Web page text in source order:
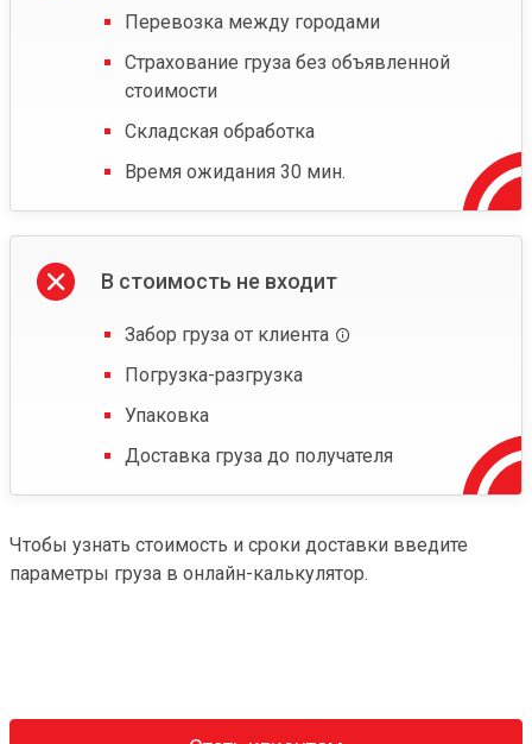
Перевозка между городами
Страхование груза без объявленной
стоимости
Складская обработка
Время ожидания 30 мин.
В стоимость не входит
Забор груза от клиента
Погрузка-разгрузка
Упаковка
Доставка груза до получателя
Чтобы узнать стоимость и сроки доставки введите
параметры груза в онлайн-калькулятор.